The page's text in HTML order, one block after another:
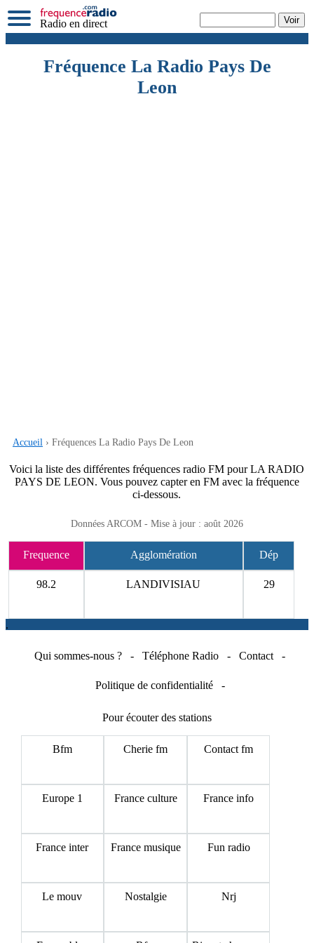
Radio en direct
Fréquence La Radio Pays De
Leon
Accueil › Fréquences La Radio Pays De Leon
Voici la liste des différentes fréquences radio FM pour LA RADIO
PAYS DE LEON. Vous pouvez capter en FM avec la fréquence
ci-dessous.
Données ARCOM - Mise à jour : août 2026
Frequence Agglomération Dép
98.2 LANDIVISIAU 29
.
Qui sommes-nous ? - Téléphone Radio - Contact -
Politique de confidentialité -
Pour écouter des stations
Bfm Cherie fm Contact fm
Europe 1 France culture France info
France inter France musique Fun radio
Le mouv Nostalgie Nrj